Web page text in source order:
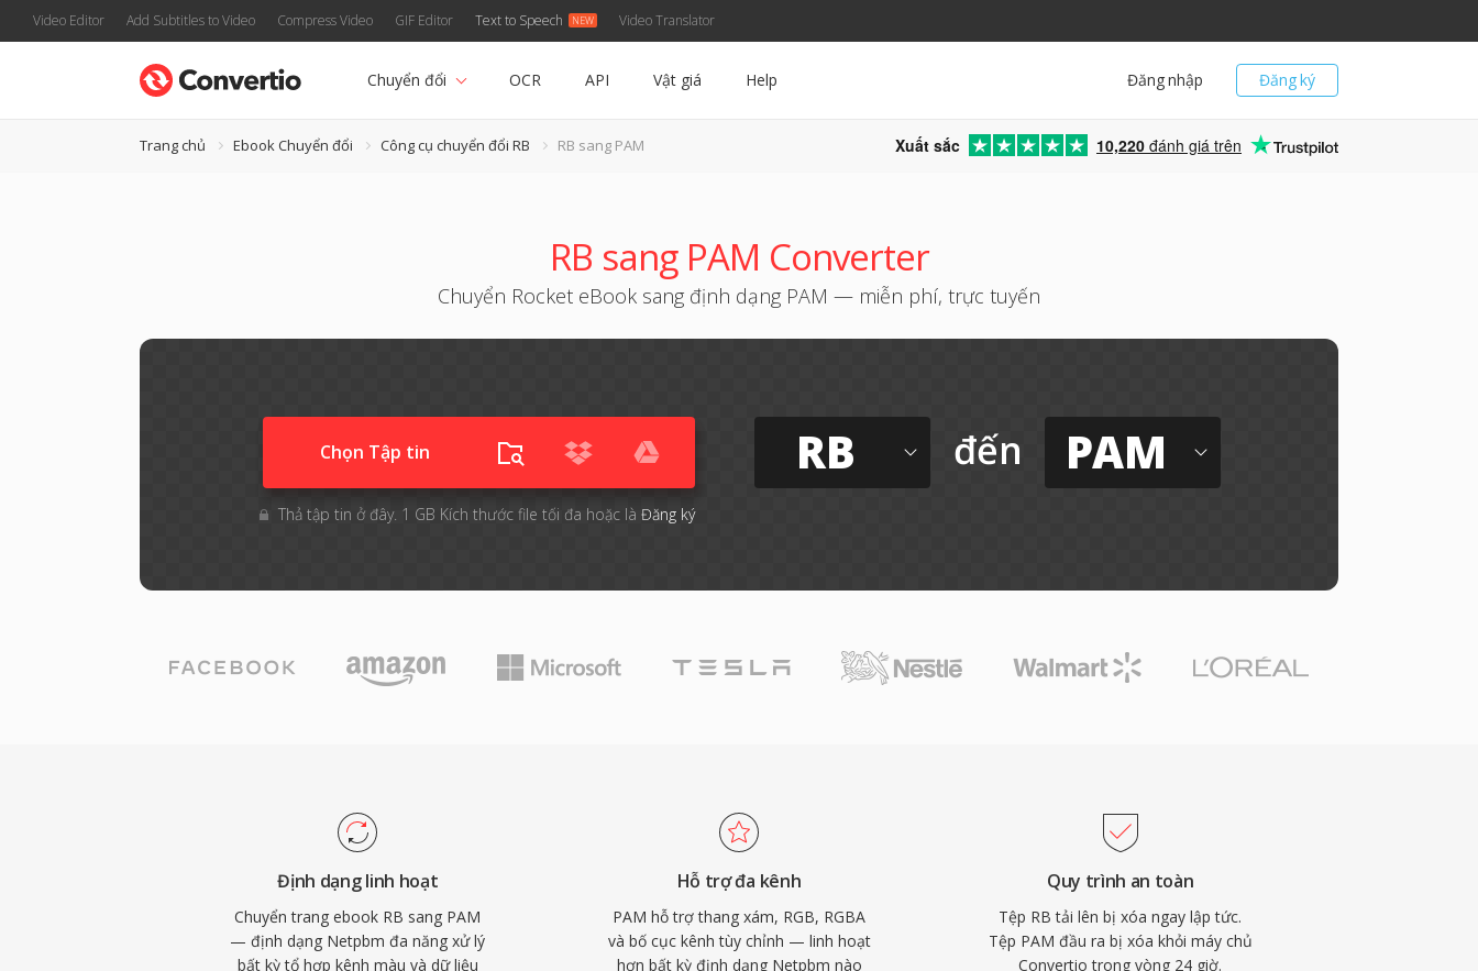
Video Editor Add Subtitles to Video Compress Video GIF Editor Text to Speech Video Translator
Đăng ký
Đăng nhập
Chuyển đổi OCR API Vật giá Help
Trang chủ Ebook Chuyển đổi Công cụ chuyển đổi RB RB sang PAM Xuất sắc 10,220 đánh giá trên
RB sang PAM Converter
Chuyển Rocket eBook sang định dạng PAM — miễn phí, trực tuyến
Chọn Tập tin
Thả tập tin ở đây. 1 GB Kích thước file tối đa hoặc là Đăng ký
RB đến PAM
Định dạng linh hoạt
Chuyển trang ebook RB sang PAM
— định dạng Netpbm đa năng xử lý
bất kỳ tổ hợp kênh màu và dữ liệu
Hỗ trợ đa kênh
PAM hỗ trợ thang xám, RGB, RGBA
và bố cục kênh tùy chỉnh — linh hoạt
hơn bất kỳ định dạng Netpbm nào
Quy trình an toàn
Tệp RB tải lên bị xóa ngay lập tức.
Tệp PAM đầu ra bị xóa khỏi máy chủ
Convertio trong vòng 24 giờ.